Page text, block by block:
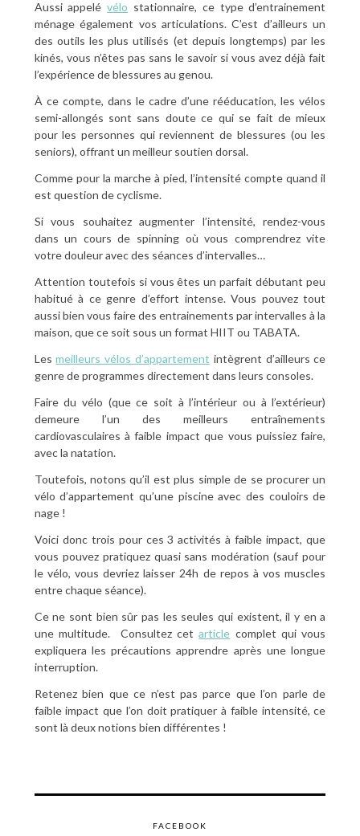
Aussi appelévélo stationnaire, ce type d’entrainement
ménage également vos articulations. C’est d’ailleurs un
des outils les plus utilisés (et depuis longtemps) par les
kinés, vous n’êtes pas sans le savoir si vous avez déjà fait
l’expérience de blessures au genou.
À ce compte, dans le cadre d’une rééducation, les vélos
semi-allongés sont sans doute ce qui se fait de mieux
pour les personnes qui reviennent de blessures (ou les
seniors), offrant un meilleur soutien dorsal.
Comme pour la marche à pied, l’intensité compte quand il
est question de cyclisme.
Si vous souhaitez augmenter l’intensité, rendez-vous
dans un cours de spinning où vous comprendrez vite
votre douleur avec des séances d’intervalles…
Attention toutefois si vous êtes un parfait débutant peu
habitué à ce genre d’effort intense. Vous pouvez tout
aussi bien vous faire des entrainements par intervalles à la
maison, que ce soit sous un format HIIT ou TABATA.
Lesmeilleurs vélos d’appartement intègrent d’ailleurs ce
genre de programmes directement dans leurs consoles.
Faire du vélo (que ce soit à l’intérieur ou à l’extérieur)
demeure l’un des meilleurs entraînements
cardiovasculaires à faible impact que vous puissiez faire,
avec la natation.
Toutefois, notons qu’il est plus simple de se procurer un
vélo d’appartement qu’une piscine avec des couloirs de
nage !
Voici donc trois pour ces 3 activités à faible impact, que
vous pouvez pratiquez quasi sans modération (sauf pour
le vélo, vous devriez laisser 24h de repos à vos muscles
entre chaque séance).
Ce ne sont bien sûr pas les seules qui existent, il y en a
une multitude. Consultez cetarticle complet qui vous
expliquera les précautions apprendre après une longue
interruption.
Retenez bien que ce n’est pas parce que l’on parle de
faible impact que l’on doit pratiquer à faible intensité, ce
sont là deux notions bien différentes !
FACEBOOK